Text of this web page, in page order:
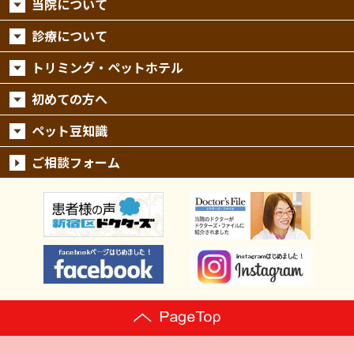
診療について
トリミング・ペットホテル
初めての方へ
ペット豆知識
ご相談フォーム